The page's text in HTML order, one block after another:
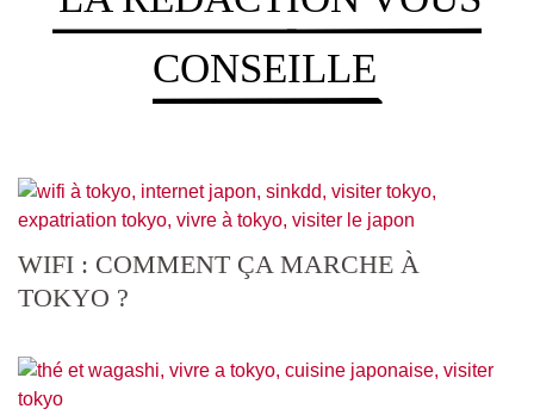
CONSEILLE
WIFI : COMMENT ÇA MARCHE À
TOKYO ?